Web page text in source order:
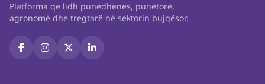
Platforma që lidh punëdhënës, punëtorë,
agronomë dhe tregtarë në sektorin bujqësor.